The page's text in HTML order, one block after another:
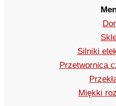
Silniki
Przetwornica
Miękki